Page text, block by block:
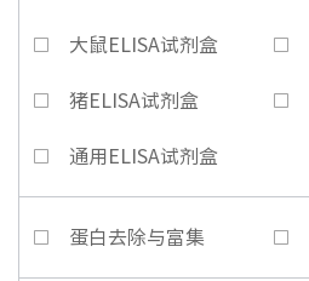
大鼠ELISA试剂盒
猪ELISA试剂盒
通用ELISA试剂盒
蛋白去除与富集